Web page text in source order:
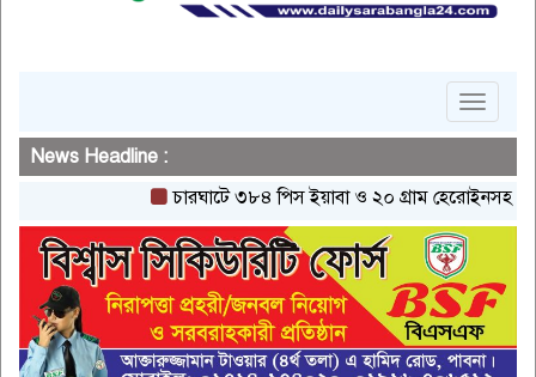
Toggle
News Headline :
চারঘাটে ৩৮৪ পিস ইয়াবা ও ২০ গ্রাম হেরোইনসহ একজন